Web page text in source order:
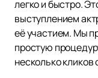
легко и быстро.
выступлением
её участием. Мы
простую
несколько